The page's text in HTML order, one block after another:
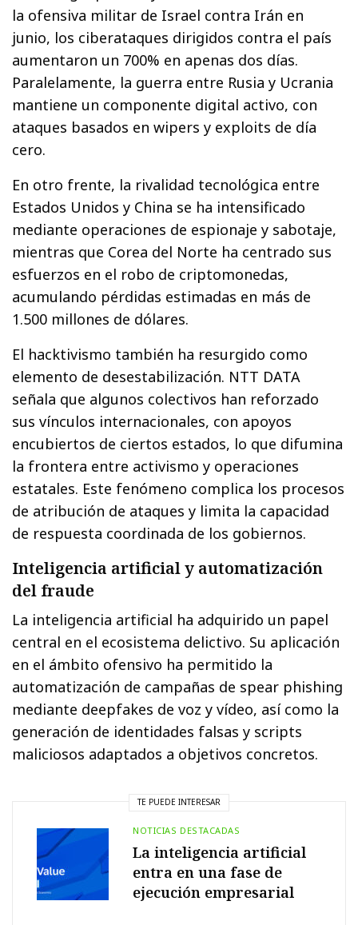
la ofensiva militar de Israel contra Irán en
junio, los ciberataques dirigidos contra el país
aumentaron un 700% en apenas dos días.
Paralelamente, la guerra entre Rusia y Ucrania
mantiene un componente digital activo, con
ataques basados en wipers y exploits de día
cero.
En otro frente, la rivalidad tecnológica entre
Estados Unidos y China se ha intensificado
mediante operaciones de espionaje y sabotaje,
mientras que Corea del Norte ha centrado sus
esfuerzos en el robo de criptomonedas,
acumulando pérdidas estimadas en más de
1.500 millones de dólares.
El hacktivismo también ha resurgido como
elemento de desestabilización. NTT DATA
señala que algunos colectivos han reforzado
sus vínculos internacionales, con apoyos
encubiertos de ciertos estados, lo que difumina
la frontera entre activismo y operaciones
estatales. Este fenómeno complica los procesos
de atribución de ataques y limita la capacidad
de respuesta coordinada de los gobiernos.
Inteligencia artificial y automatización
del fraude
La inteligencia artificial ha adquirido un papel
central en el ecosistema delictivo. Su aplicación
en el ámbito ofensivo ha permitido la
automatización de campañas de spear phishing
mediante deepfakes de voz y vídeo, así como la
generación de identidades falsas y scripts
maliciosos adaptados a objetivos concretos.
TE PUEDE INTERESAR
NOTICIAS DESTACADAS
La inteligencia artificial
entra en una fase de
ejecución empresarial